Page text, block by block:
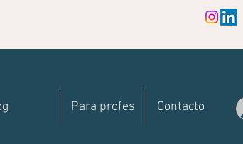
Para profes Contacto